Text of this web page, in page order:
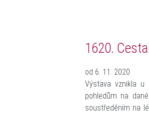
1620.
od 6. 11. 2020
Výstava vznikla
pohledům na
soustředěním na